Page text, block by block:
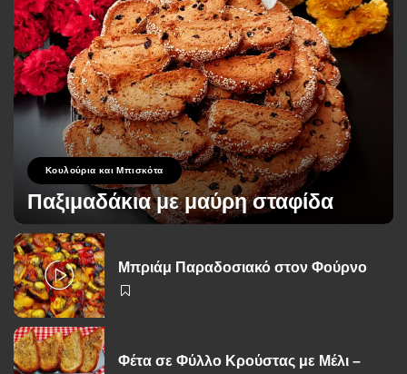
Κουλούρια και Μπισκότα
Παξιμαδάκια με μαύρη σταφίδα
Posted
by
George Zolis 4 Μαρτίου 2023
Μπριάμ Παραδοσιακό στον Φούρνο
Φέτα σε Φύλλο Κρούστας με Μέλι –